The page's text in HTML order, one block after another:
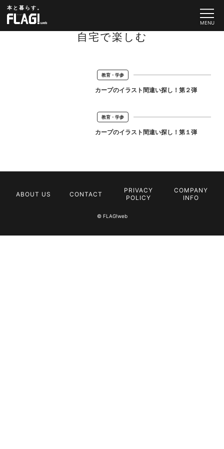
本と暮らす。
自宅で楽しむ
教育・学参
カープのイラスト間違い探し！第２弾
教育・学参
カープのイラスト間違い探し！第１弾
ABOUT US CONTACT
PRIVACY
POLICY
COMPANY
INFO
© FLAG!web